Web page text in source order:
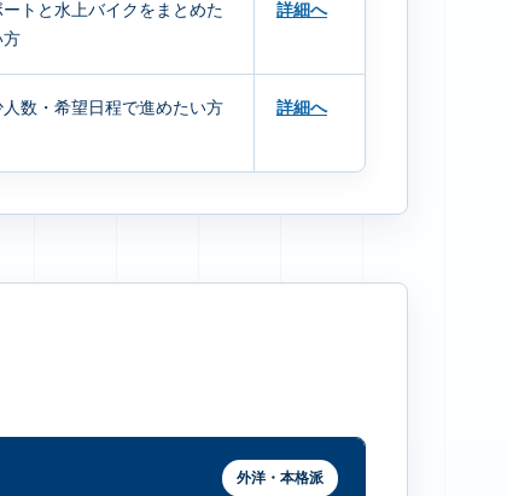
ートと水上バイクをまとめた
方
詳細へ
人数・希望日程で進めたい方 詳細へ
外洋・本格派